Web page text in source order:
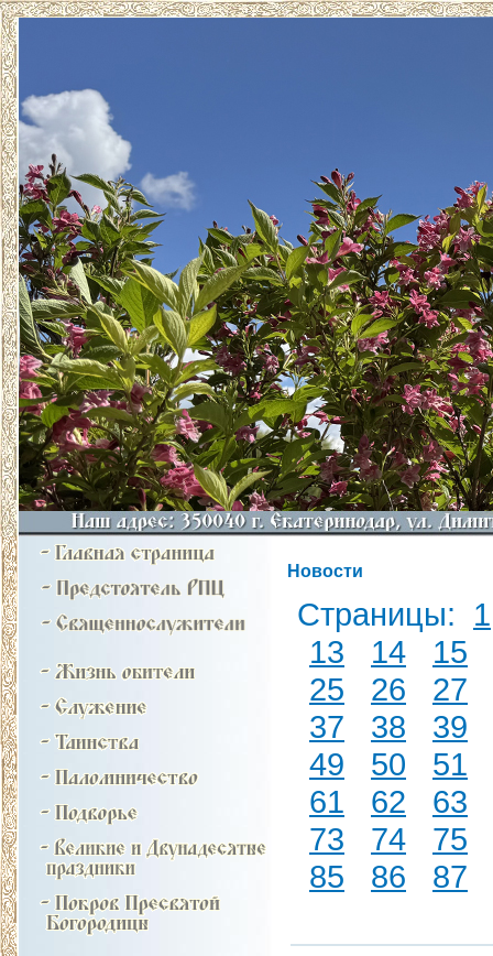
Новости
Страницы: 1
13
14
15
25
26
27
37
38
39
49
50
51
61
62
63
73
74
75
85
86 87